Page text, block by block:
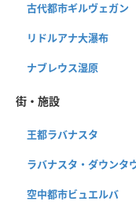
古代都市ギルヴェガン
リドルアナ大瀑布
ナブレウス湿原
街・施設
王都ラバナスタ
ラバナスタ・ダウンタ
空中都市ビュエルバ